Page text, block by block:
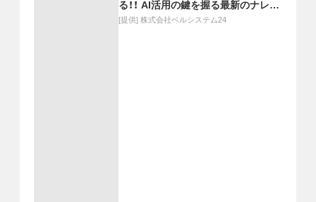
る！！ AI活用の鍵を握る最新のナレッ
ジ自動生成
[提供] 株式会社ベルシステム24